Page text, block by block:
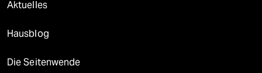
Aktuelles
Hausblog
Die Seitenwende